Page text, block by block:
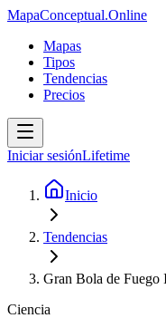
MapaConceptual.Online
Mapas
Tipos
Tendencias
Precios
Iniciar sesiónLifetime
Inicio
Tendencias
Gran Bola de Fuego
Ciencia